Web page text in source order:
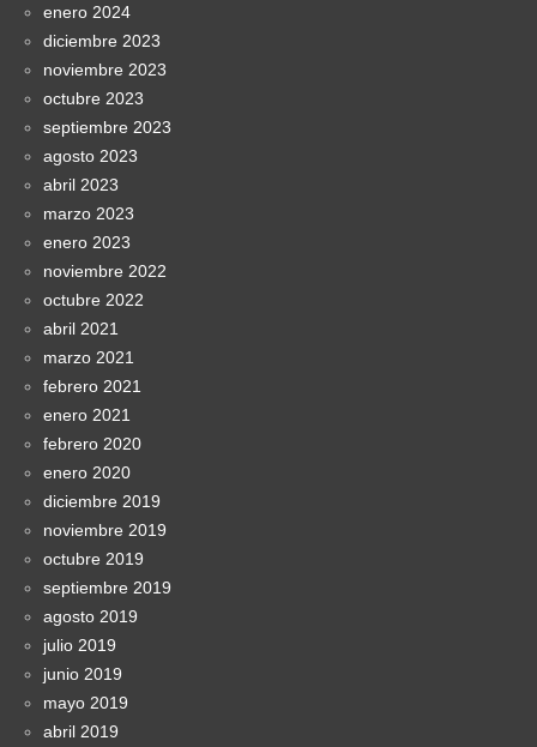
enero 2024
diciembre 2023
noviembre 2023
octubre 2023
septiembre 2023
agosto 2023
abril 2023
marzo 2023
enero 2023
noviembre 2022
octubre 2022
abril 2021
marzo 2021
febrero 2021
enero 2021
febrero 2020
enero 2020
diciembre 2019
noviembre 2019
octubre 2019
septiembre 2019
agosto 2019
julio 2019
junio 2019
mayo 2019
abril 2019